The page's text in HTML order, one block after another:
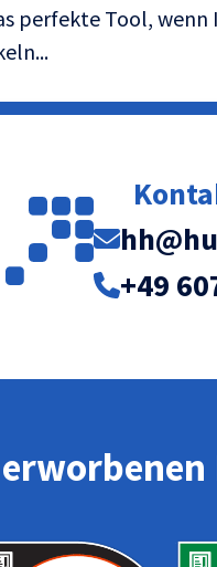
perfekte Tool,
+49